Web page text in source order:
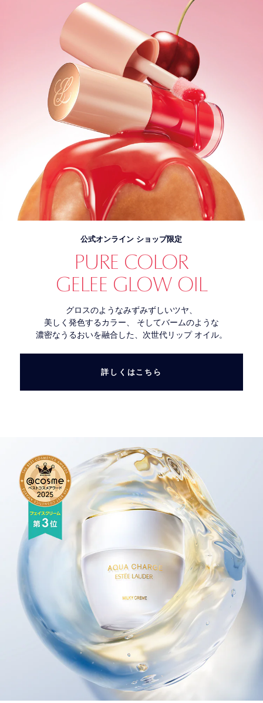
公式オンライン ショップ限定
PURE COLOR
GELEE GLOW OIL
グロスのようなみずみずしいツヤ、
美しく発色するカラー、 そしてバームのような
濃密なうるおいを融合した、次世代リップ オイル。
詳しくはこちら